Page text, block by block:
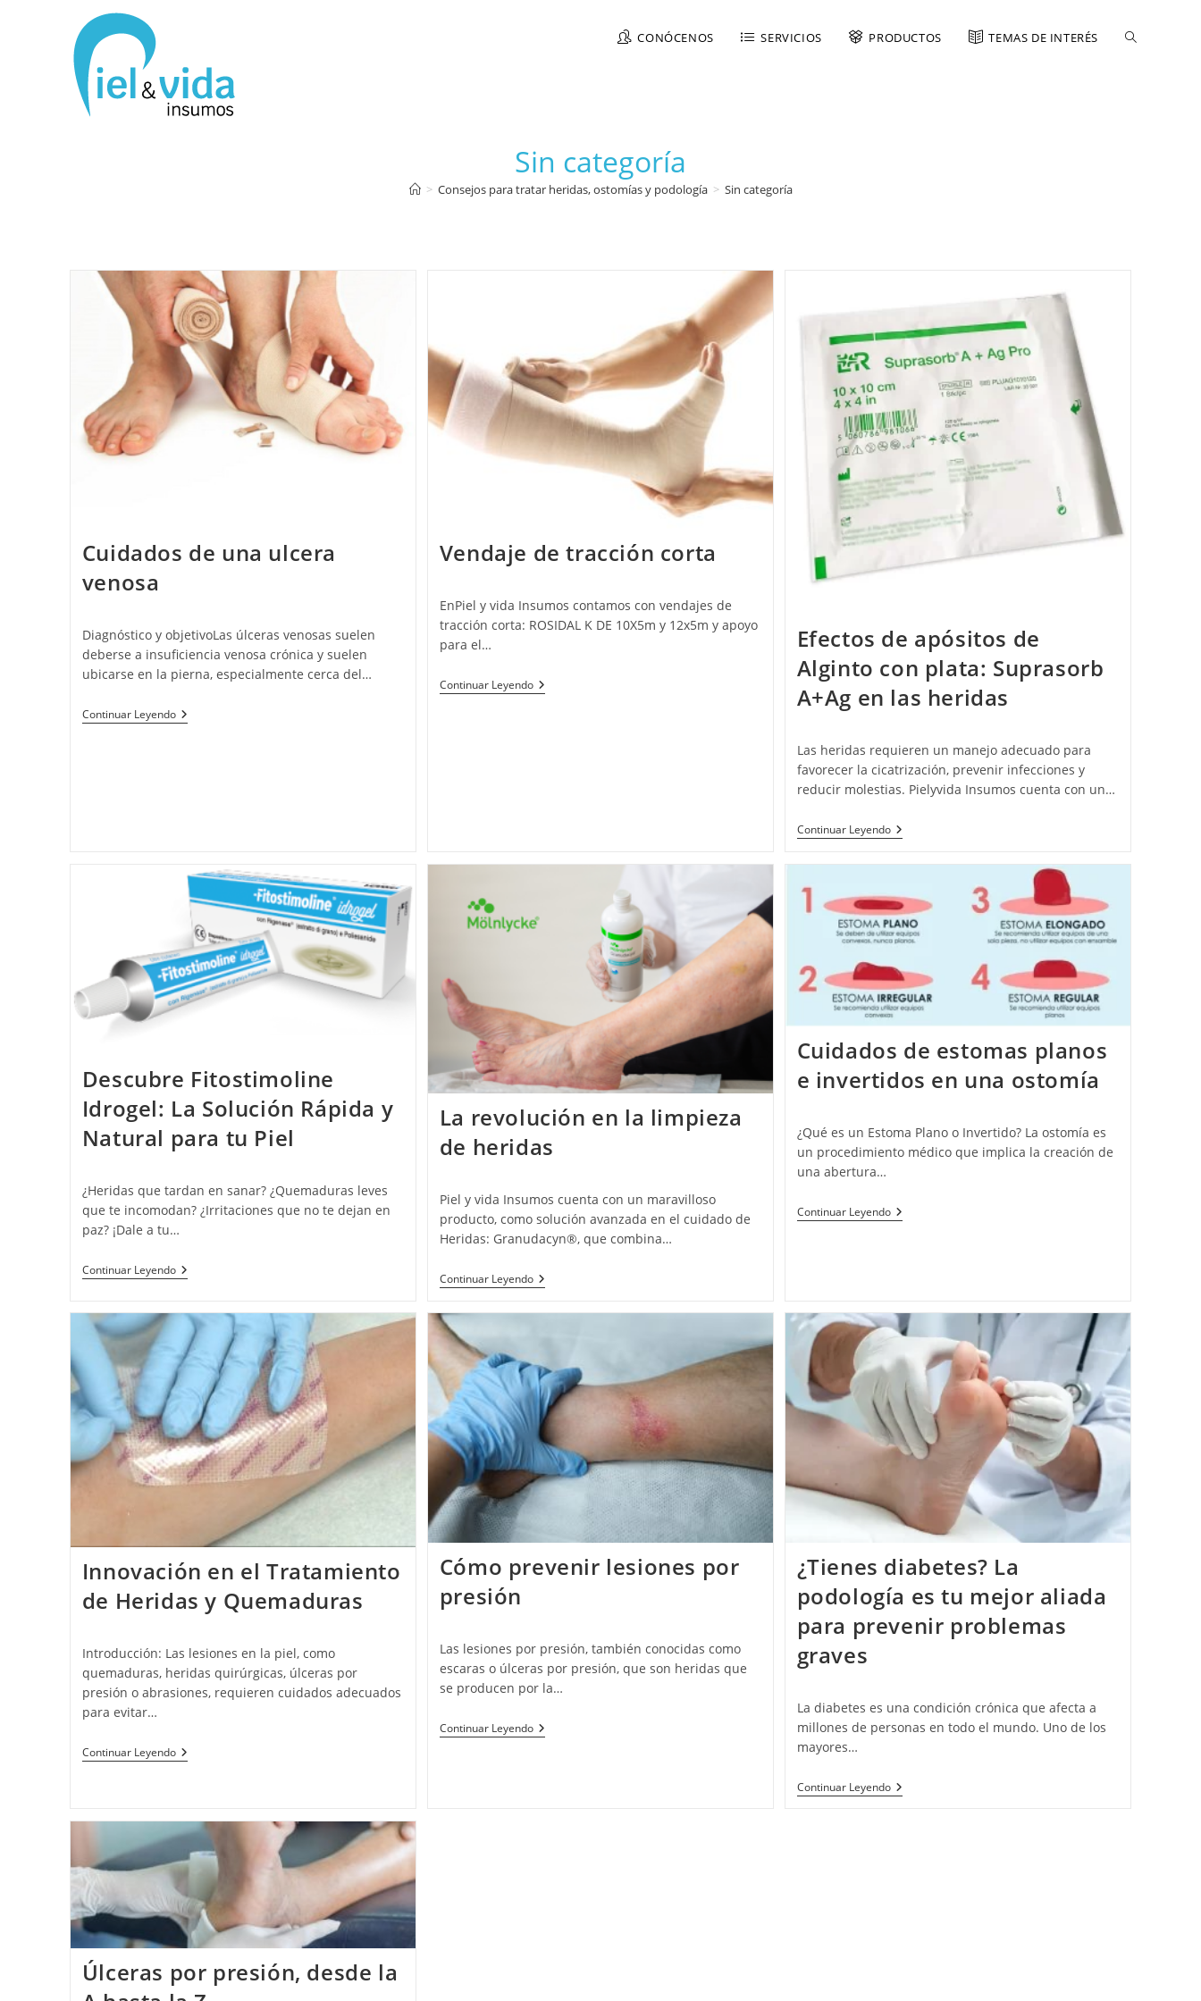
CONÓCENOS SERVICIOS PRODUCTOS TEMAS DE INTERÉS
Sin categoría
> Consejos para tratar heridas, ostomías y podología > Sin categoría
Cuidados de una ulcera
venosa
Diagnóstico y objetivoLas úlceras venosas suelen
deberse a insuficiencia venosa crónica y suelen
ubicarse en la pierna, especialmente cerca del…
Continuar Leyendo
Vendaje de tracción corta
EnPiel y vida Insumos contamos con vendajes de
tracción corta: ROSIDAL K DE 10X5m y 12x5m y apoyo
para el…
Continuar Leyendo
Efectos de apósitos de
Alginto con plata: Suprasorb
A+Ag en las heridas
Las heridas requieren un manejo adecuado para
favorecer la cicatrización, prevenir infecciones y
reducir molestias. Pielyvida Insumos cuenta con un…
Continuar Leyendo
Descubre Fitostimoline
Idrogel: La Solución Rápida y
Natural para tu Piel
¿Heridas que tardan en sanar? ¿Quemaduras leves
que te incomodan? ¿Irritaciones que no te dejan en
paz? ¡Dale a tu…
Continuar Leyendo
La revolución en la limpieza
de heridas
Piel y vida Insumos cuenta con un maravilloso
producto, como solución avanzada en el cuidado de
Heridas: Granudacyn®, que combina…
Continuar Leyendo
Cuidados de estomas planos
e invertidos en una ostomía
¿Qué es un Estoma Plano o Invertido? La ostomía es
un procedimiento médico que implica la creación de
una abertura…
Continuar Leyendo
Innovación en el Tratamiento
de Heridas y Quemaduras
Introducción: Las lesiones en la piel, como
quemaduras, heridas quirúrgicas, úlceras por
presión o abrasiones, requieren cuidados adecuados
para evitar…
Continuar Leyendo
Cómo prevenir lesiones por
presión
Las lesiones por presión, también conocidas como
escaras o úlceras por presión, que son heridas que
se producen por la…
Continuar Leyendo
¿Tienes diabetes? La
podología es tu mejor aliada
para prevenir problemas
graves
La diabetes es una condición crónica que afecta a
millones de personas en todo el mundo. Uno de los
mayores…
Continuar Leyendo
Úlceras por presión, desde la